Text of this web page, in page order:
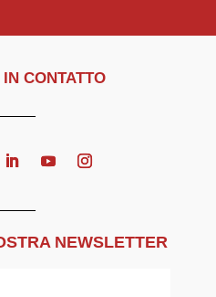
CONTATTO
NEWSLETTER